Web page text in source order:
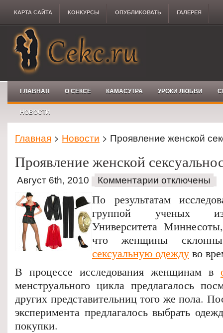
КАРТА САЙТА КОНКУРCЫ ОПУБЛИКОВАТЬ ГАЛЕРЕЯ
ГЛАВНАЯ О СЕКСЕ КАМАСУТРА УРОКИ ЛЮБВИ
НОВОСТИ
Главная > Новости > Проявление женской
Проявление женской
Август 6th, 2010 Комментарии отключены
По результатам
группой ученых из
Университета
что женщины
сексуальную одежду во
В процессе исследования женщинам в
менструального цикла предлагалось
других представительниц того же пола.
эксперимента предлагалось выбрать
покупки.